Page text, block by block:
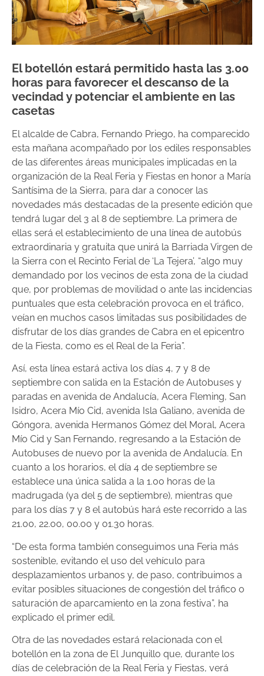
El botellón estará permitido hasta las 3.00
horas para favorecer el descanso de la
vecindad y potenciar el ambiente en las
casetas
El alcalde de Cabra, Fernando Priego, ha comparecido
esta mañana acompañado por los ediles responsables
de las diferentes áreas municipales implicadas en la
organización de la Real Feria y Fiestas en honor a María
Santísima de la Sierra, para dar a conocer las
novedades más destacadas de la presente edición que
tendrá lugar del 3 al 8 de septiembre. La primera de
ellas será el establecimiento de una línea de autobús
extraordinaria y gratuita que unirá la Barriada Virgen de
la Sierra con el Recinto Ferial de ‘La Tejera’, “algo muy
demandado por los vecinos de esta zona de la ciudad
que, por problemas de movilidad o ante las incidencias
puntuales que esta celebración provoca en el tráfico,
veían en muchos casos limitadas sus posibilidades de
disfrutar de los días grandes de Cabra en el epicentro
de la Fiesta, como es el Real de la Feria”.
Así, esta línea estará activa los días 4, 7 y 8 de
septiembre con salida en la Estación de Autobuses y
paradas en avenida de Andalucía, Acera Fleming, San
Isidro, Acera Mío Cid, avenida Isla Galiano, avenida de
Góngora, avenida Hermanos Gómez del Moral, Acera
Mío Cid y San Fernando, regresando a la Estación de
Autobuses de nuevo por la avenida de Andalucía. En
cuanto a los horarios, el día 4 de septiembre se
establece una única salida a la 1.00 horas de la
madrugada (ya del 5 de septiembre), mientras que
para los días 7 y 8 el autobús hará este recorrido a las
21.00, 22.00, 00.00 y 01.30 horas.
“De esta forma también conseguimos una Feria más
sostenible, evitando el uso del vehículo para
desplazamientos urbanos y, de paso, contribuimos a
evitar posibles situaciones de congestión del tráfico o
saturación de aparcamiento en la zona festiva”, ha
explicado el primer edil.
Otra de las novedades estará relacionada con el
botellón en la zona de El Junquillo que, durante los
días de celebración de la Real Feria y Fiestas, verá